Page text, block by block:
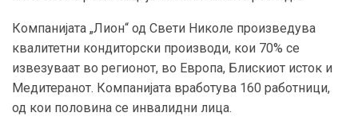
Компанијата „Лион“ од Свети Николе произведува
квалитетни кондиторски производи, кои 70% се
извезуваат во регионот, во Европа, Блискиот исток и
Медитеранот. Компанијата вработува 160 работници,
од кои половина се инвалидни лица.